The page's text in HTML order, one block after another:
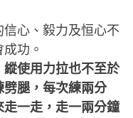
心、毅力及恒心不
功。
使用力拉也不至於
腿，每次練兩分
一走，走一兩分鐘